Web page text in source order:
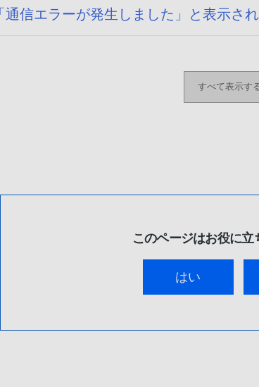
信エラーが発生しました」と表示さ
すべて表示す
このページはお役に立
はい